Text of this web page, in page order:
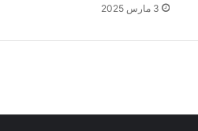
3 مارس 2025